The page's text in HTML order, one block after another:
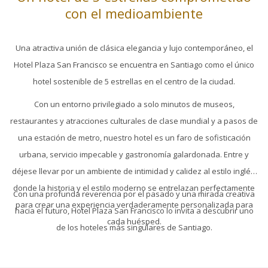
de
enlaces,
actualizará
el
contenido
con el medioambiente
Una atractiva unión de clásica elegancia y lujo contemporáneo, el
Hotel Plaza San Francisco se encuentra en Santiago como el único
hotel sostenible de 5 estrellas en el centro de la ciudad.
Con un entorno privilegiado a solo minutos de museos,
restaurantes y atracciones culturales de clase mundial y a pasos de
una estación de metro, nuestro hotel es un faro de sofisticación
urbana, servicio impecable y gastronomía galardonada. Entre y
déjese llevar por un ambiente de intimidad y calidez al estilo inglés,
donde la historia y el estilo moderno se entrelazan perfectamente
para crear una experiencia verdaderamente personalizada para
cada huésped.
Con una profunda reverencia por el pasado y una mirada creativa
hacia el futuro, Hotel Plaza San Francisco lo invita a descubrir uno
de los hoteles más singulares de Santiago.